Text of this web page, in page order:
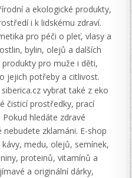
a ekologické produkty,
i k lidskému zdraví.
pro péči o pleť, vlasy a
bylin, olejů a dalších
pro muže i děti,
jejich potřeby a citlivost.
vybrat také z eko
čisticí prostředky, prací
hledáte zdravé
zklamáni. E-shop
medu, olejů, semínek,
proteinů, vitamínů a
a originální dárky,